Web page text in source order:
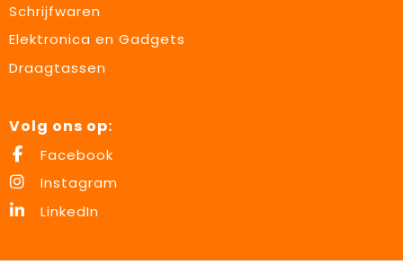
Schrijfwaren
Elektronica en Gadgets
Draagtassen
Volg ons op:
Facebook
Instagram
LinkedIn